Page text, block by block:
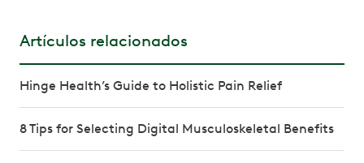
Artículos relacionados
Hinge Health’s Guide to Holistic Pain Relief
8 Tips for Selecting Digital Musculoskeletal Benefits